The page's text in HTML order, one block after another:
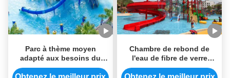
Parc à thème moyen
adapté aux besoins du
client Aqua Tower de
Chambre de rebond de
l'eau de fibre de verre
d'OEM Aqua Park